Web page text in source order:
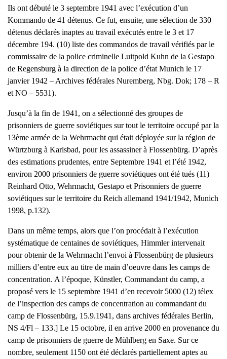
Ils ont débuté le 3 septembre 1941 avec l’exécution d’un
Kommando de 41 détenus. Ce fut, ensuite, une sélection de 330
détenus déclarés inaptes au travail exécutés entre le 3 et 17
décembre 194. (10) liste des commandos de travail vérifiés par le
commissaire de la police criminelle Luitpold Kuhn de la Gestapo
de Regensburg à la direction de la police d’état Munich le 17
janvier 1942 – Archives fédérales Nuremberg, Nbg. Dok; 178 – R
et NO – 5531).
Jusqu’à la fin de 1941, on a sélectionné des groupes de
prisonniers de guerre soviétiques sur tout le territoire occupé par la
13ème armée de la Wehrmacht qui était déployée sur la région de
Würtzburg à Karlsbad, pour les assassiner à Flossenbürg. D’après
des estimations prudentes, entre Septembre 1941 et l’été 1942,
environ 2000 prisonniers de guerre soviétiques ont été tués (11)
Reinhard Otto, Wehrmacht, Gestapo et Prisonniers de guerre
soviétiques sur le territoire du Reich allemand 1941/1942, Munich
1998, p.132).
Dans un même temps, alors que l’on procédait à l’exécution
systématique de centaines de soviétiques, Himmler intervenait
pour obtenir de la Wehrmacht l’envoi à Flossenbürg de plusieurs
milliers d’entre eux au titre de main d’oeuvre dans les camps de
concentration. A l’époque, Künstler, Commandant du camp, a
proposé vers le 15 septembre 1941 d’en recevoir 5000 (12) télex
de l’inspection des camps de concentration au commandant du
camp de Flossenbürg, 15.9.1941, dans archives fédérales Berlin,
NS 4/Fl – 133.] Le 15 octobre, il en arrive 2000 en provenance du
camp de prisonniers de guerre de Mühlberg en Saxe. Sur ce
nombre, seulement 1150 ont été déclarés partiellement aptes au